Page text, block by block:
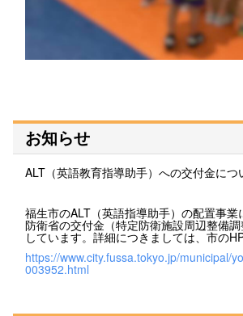
お知らせ
ALT（英語教育指導助手）への交付金につ
福生市のALT（英語指導助手）の配置事業
防衛省の交付金（特定防衛施設周辺整備
しています。詳細につきましては、市の
https://www.city.fussa.tokyo.jp/municipal/
003952.html